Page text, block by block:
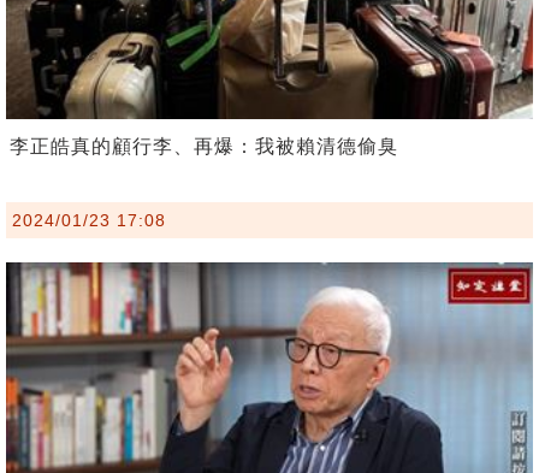
李正皓真的顧行李、再爆：我被賴清德偷臭
2024/01/23 17:08